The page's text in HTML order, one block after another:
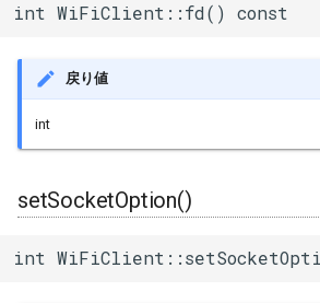
int WiFiClient::fd() const
戻り値
int
setSocketOption()
int